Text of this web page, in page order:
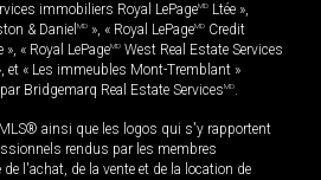
immobiliers Royal LePageMD Ltée »,
& Daniel MD », « Royal LePageMD Credit
« Royal LePageMD West Real Estate Services
et « Les immeubles Mont-Tremblant »
Bridgemarq Real Estate ServicesMD.
ainsi que les logos qui s'y rapportent
rendus par les membres
l'achat, de la vente et de la location de